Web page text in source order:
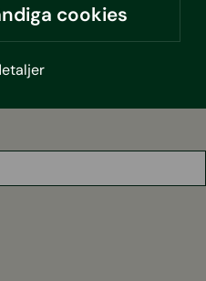
cookies